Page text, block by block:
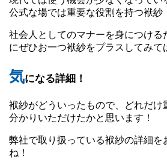
公式な場では重要な役割を持つ袱紗
社会人としてのマナーを身につける
にぜひお一つ袱紗をプラスしてみて
気になる詳細！
袱紗がどういったもので、どれだけ
分かりいただけたかと思います！
弊社で取り扱っている袱紗の詳細を
ね！